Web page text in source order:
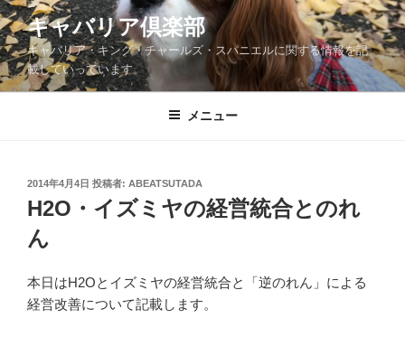
コ
ン
テ
ン
ツ
キャバリア倶楽部
キャバリア・キング・チャールズ・スパニエルに関する情報を記
載していっています。
メニュー
投
稿
日:
2014年4月4日 投稿者: ABEATSUTADA
H2O・イズミヤの経営統合とのれ
ん
本日はH2Oとイズミヤの経営統合と「逆のれん」による
経営改善について記載します。